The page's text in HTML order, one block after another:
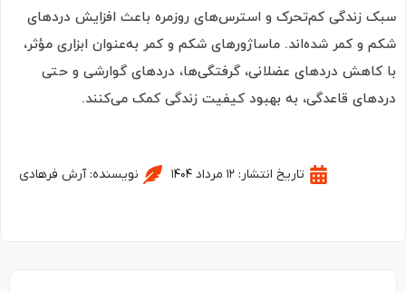
زندگی کم‌تحرک و استرس‌های روزمره باعث افزایش دردهای
و کمر شده‌اند. ماساژورهای شکم و کمر به‌عنوان ابزاری مؤثر،
دردهای عضلانی، گرفتگی‌ها، دردهای گوارشی و حتی
قاعدگی، به بهبود کیفیت زندگی کمک می‌کنند.
تاریخ انتشار: ۱۲ مرداد ۱۴۰۴ نویسنده:آرش فرهادی